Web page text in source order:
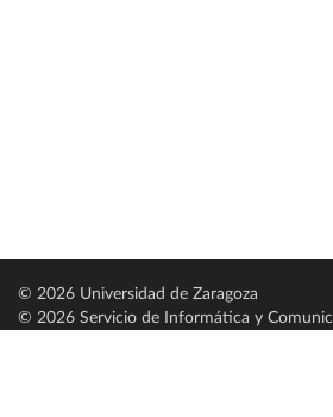
© 2026 Universidad de Zaragoza
© 2026 Servicio de Informática y